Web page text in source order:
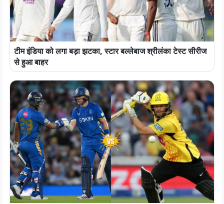
टीम इंडिया को लगा बड़ा झटका, स्टार बल्लेबाज श्रीलंका टेस्ट सीरीज
से हुआ बाहर